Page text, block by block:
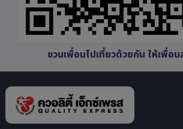
ชวนเพื่อนไปเที่ยวด้วยกัน ให้เพื่อ